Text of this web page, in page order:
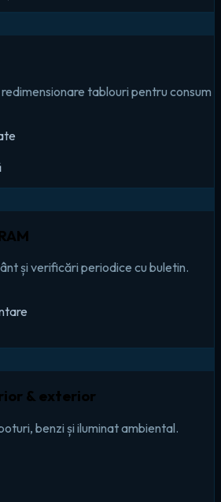
tablouri pentru consum
și verificări periodice cu buletin.
& exterior
benzi și iluminat ambiental.